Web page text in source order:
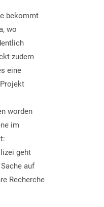
bekommt
wo
zudem
eine
worden
im
geht
auf
Recherche